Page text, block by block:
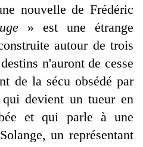
nouvelle de Frédéric
» est une étrange
autour de trois
n'auront de cesse
de la sécu obsédé par
devient un tueur en
et qui parle à une
un représentant